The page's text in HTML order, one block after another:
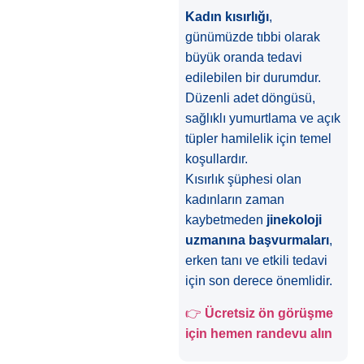
Kadın kısırlığı,
günümüzde tıbbi olarak
büyük oranda tedavi
edilebilen bir durumdur.
Düzenli adet döngüsü,
sağlıklı yumurtlama ve açık
tüpler hamilelik için temel
koşullardır.
Kısırlık şüphesi olan
kadınların zaman
kaybetmeden jinekoloji
uzmanına başvurmaları,
erken tanı ve etkili tedavi
için son derece önemlidir.
👉 Ücretsiz ön görüşme
için hemen randevu alın